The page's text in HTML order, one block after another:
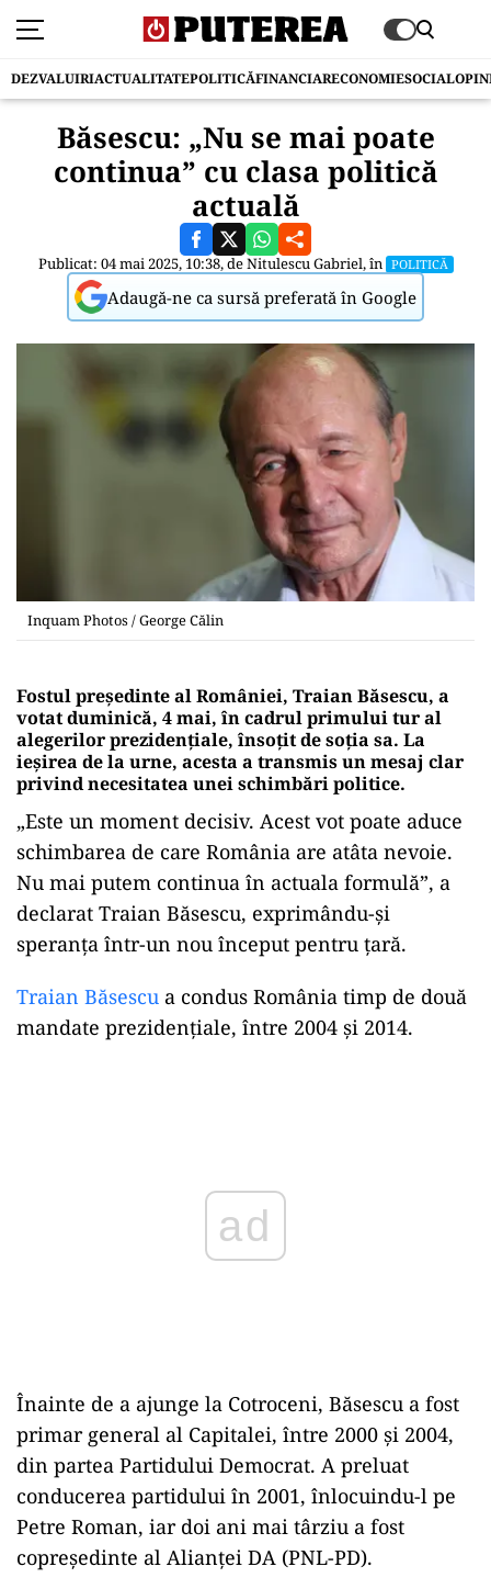
DEZVALUIRIACTUALITATEPOLITICĂFINANCIARECONOMIESOCIAL
Băsescu: „Nu se mai poate
continua” cu clasa politică
actuală
Publicat: 04 mai 2025, 10:38, deNitulescu Gabriel, în POLITICĂ
Adaugă-ne ca sursă preferată în Google
Inquam Photos / George Călin
Fostul președinte al României, Traian Băsescu, a
votat duminică, 4 mai, în cadrul primului tur al
alegerilor prezidențiale, însoțit de soția sa. La
ieșirea de la urne, acesta a transmis un mesaj clar
privind necesitatea unei schimbări politice.
„Este un moment decisiv. Acest vot poate aduce
schimbarea de care România are atâta nevoie.
Nu mai putem continua în actuala formulă”, a
declarat Traian Băsescu, exprimându-și
speranța într-un nou început pentru țară.
Traian Băsescu a condus România timp de două
mandate prezidențiale, între 2004 și 2014.
Înainte de a ajunge la Cotroceni, Băsescu a fost
primar general al Capitalei, între 2000 și 2004,
din partea Partidului Democrat. A preluat
conducerea partidului în 2001, înlocuindu-l pe
Petre Roman, iar doi ani mai târziu a fost
copreședinte al Alianței DA (PNL-PD).